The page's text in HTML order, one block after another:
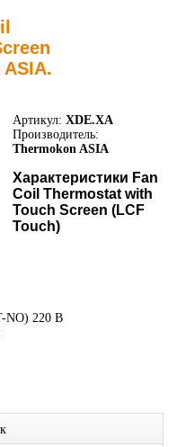
Артикул: XDE.XA
Производитель:
Thermokon ASIA
Характеристики Fan
Coil Thermostat with
Touch Screen (LCF
Touch)
NO) 220 В